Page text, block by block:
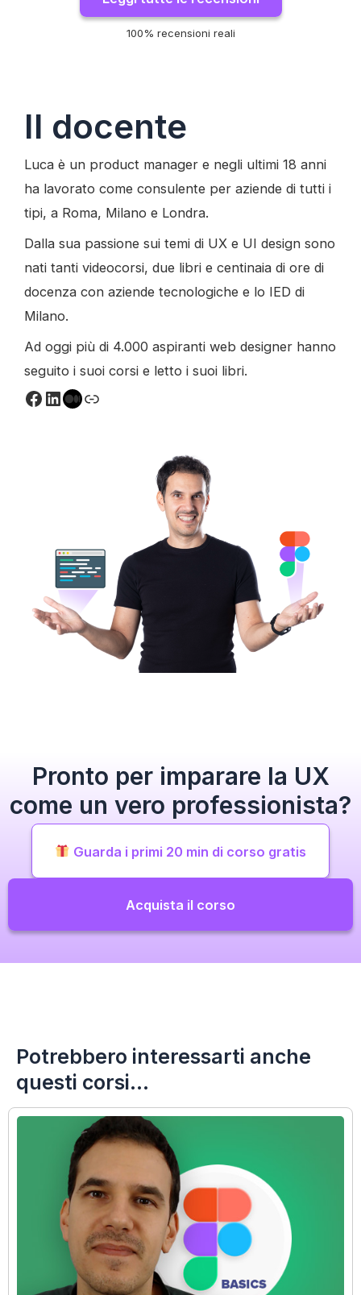
100% recensioni reali
Il docente
Luca è un product manager e negli ultimi 18 anni
ha lavorato come consulente per aziende di tutti i
tipi, a Roma, Milano e Londra.
Dalla sua passione sui temi di UX e UI design sono
nati tanti videocorsi, due libri e centinaia di ore di
docenza con aziende tecnologiche e lo IED di
Milano.
Ad oggi più di 4.000 aspiranti web designer hanno
seguito i suoi corsi e letto i suoi libri.
Facebook LinkedIn MediumLink
Pronto per imparare la UX
come un vero professionista?
Guarda i primi 20 min di corso gratis
Acquista il corso
Potrebbero interessarti anche
questi corsi…